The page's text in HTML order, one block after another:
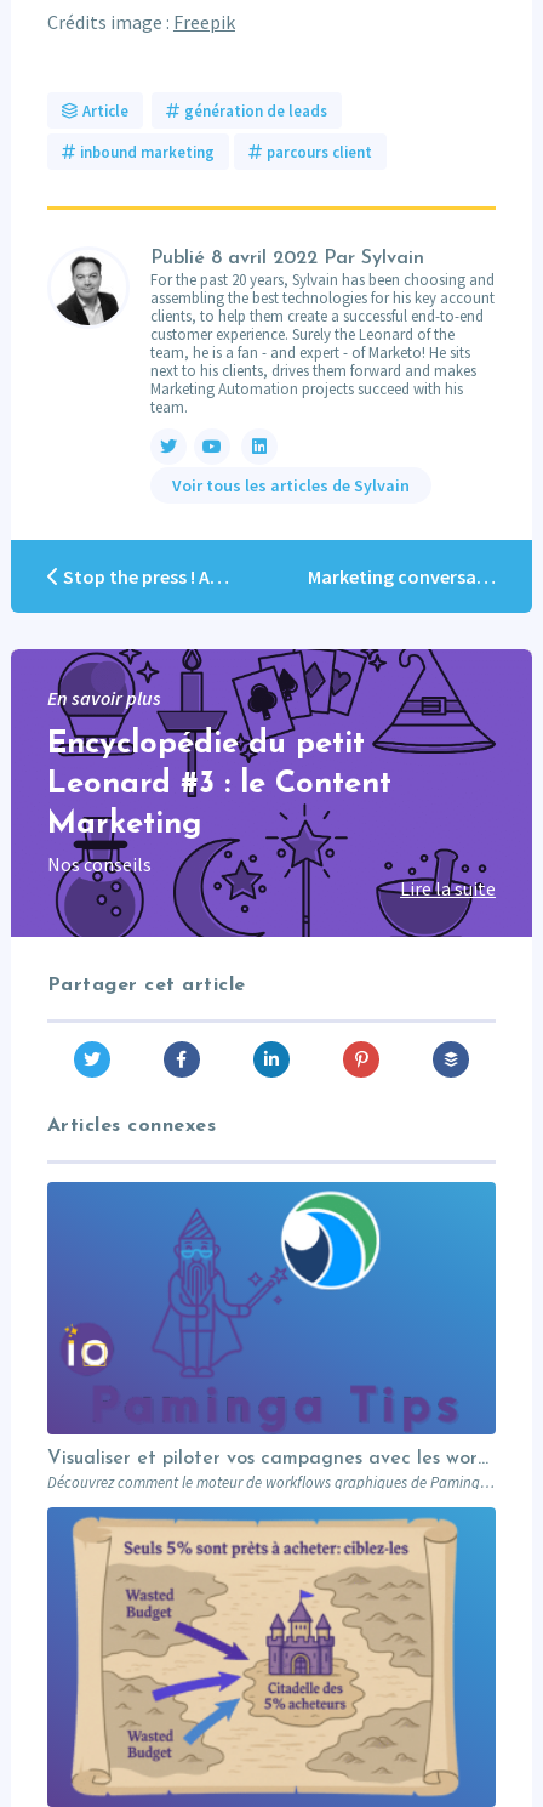
Crédits image : Freepik
Article génération de leads
inbound marketing parcours client
Publié 8 avril 2022Par Sylvain
For the past 20 years, Sylvain has been choosing and
assembling the best technologies for his key account
clients, to help them create a successful end-to-end
customer experience. Surely the Leonard of the
team, he is a fan - and expert - of Marketo! He sits
next to his clients, drives them forward and makes
Marketing Automation projects succeed with his
team.
Voir tous les articles de Sylvain
Stop the press ! Arrêter proprement une campagne Marketo lancée Marketing conversationnel : Définition et avantages
En savoir plus
Encyclopédie du petit
Leonard #3 : le Content
Marketing
Nos conseils
Lire la suite
Partager cet article
Articles connexes
Visualiser et piloter vos campagnes avec les workflows graphiques Paminga.
Découvrez comment le moteur de workflows graphiques de Paminga vous permet de visualiser toute la logique de vos campagnes en un seul coup d’œil — branches conditionnelles, AB tests, waits et intégration Salesforce.